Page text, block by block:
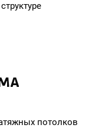
потолков